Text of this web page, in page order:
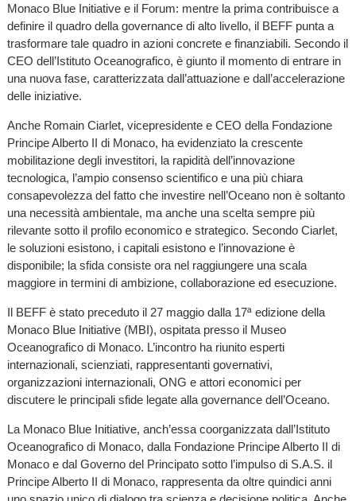
Monaco Blue Initiative e il Forum: mentre la prima contribuisce a
definire il quadro della governance di alto livello, il BEFF punta a
trasformare tale quadro in azioni concrete e finanziabili. Secondo il
CEO dell’Istituto Oceanografico, è giunto il momento di entrare in
una nuova fase, caratterizzata dall’attuazione e dall’accelerazione
delle iniziative.
Anche Romain Ciarlet, vicepresidente e CEO della Fondazione
Principe Alberto II di Monaco, ha evidenziato la crescente
mobilitazione degli investitori, la rapidità dell’innovazione
tecnologica, l’ampio consenso scientifico e una più chiara
consapevolezza del fatto che investire nell’Oceano non è soltanto
una necessità ambientale, ma anche una scelta sempre più
rilevante sotto il profilo economico e strategico. Secondo Ciarlet,
le soluzioni esistono, i capitali esistono e l’innovazione è
disponibile; la sfida consiste ora nel raggiungere una scala
maggiore in termini di ambizione, collaborazione ed esecuzione.
Il BEFF è stato preceduto il 27 maggio dalla 17ª edizione della
Monaco Blue Initiative (MBI), ospitata presso il Museo
Oceanografico di Monaco. L’incontro ha riunito esperti
internazionali, scienziati, rappresentanti governativi,
organizzazioni internazionali, ONG e attori economici per
discutere le principali sfide legate alla governance dell’Oceano.
La Monaco Blue Initiative, anch’essa coorganizzata dall’Istituto
Oceanografico di Monaco, dalla Fondazione Principe Alberto II di
Monaco e dal Governo del Principato sotto l’impulso di S.A.S. il
Principe Alberto II di Monaco, rappresenta da oltre quindici anni